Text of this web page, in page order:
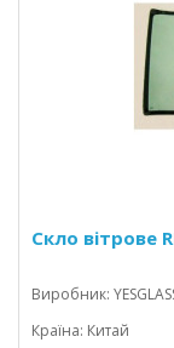
Скло вітрове
Виробник:
Країна: Китай